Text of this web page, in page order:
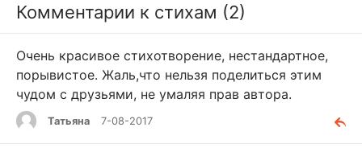
Комментарии к стихам (2)
Очень красивое стихотворение, нестандартное,
порывистое. Жаль,что нельзя поделиться этим
чудом с друзьями, не умаляя прав автора.
Татьяна 7-08-2017